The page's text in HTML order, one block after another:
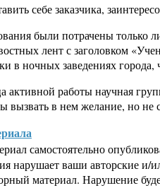
себе заказчика,
были потрачены
лент с заголовком
в ночных заведениях
активной работы научная
вызвать в нем желание, но
самостоятельно
нарушает ваши авторские
материал. Нарушение